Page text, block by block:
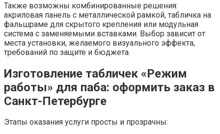
Также возможны комбинированные решения:
акриловая панель с металлической рамкой, табличка на
фальшраме для скрытого крепления или модульная
система с заменяемыми вставками. Выбор зависит от
места установки, желаемого визуального эффекта,
требований по защите и бюджета.
Изготовление табличек «Режим
работы» для паба: оформить заказ в
Санкт-Петербурге
Этапы оказания услуги просты и прозрачны: